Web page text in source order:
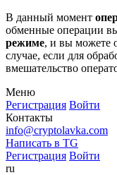
В данный момент
обменные операции
режиме, и вы можете
случае, если для
вмешательство
Меню
Регистрация Войти
Контакты
info@cryptolavka.com
Написать в TG
Регистрация Войти
ru